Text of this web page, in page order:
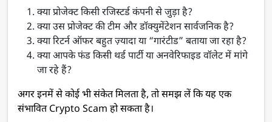
क्या प्रोजेक्ट किसी रजिस्टर्ड कंपनी से जुड़ा है?
क्या उस प्रोजेक्ट की टीम और डॉक्युमेंटेशन सार्वजनिक है?
क्या रिटर्न ऑफर बहुत ज़्यादा या “गारंटीड” बताया जा रहा है?
क्या आपके फंड किसी थर्ड पार्टी या अनवेरिफाइड वॉलेट में मांगे
जा रहे हैं?
अगर इनमें से कोई भी संकेत मिलता है, तो समझ लें कि यह एक
संभावित Crypto Scam हो सकता है।